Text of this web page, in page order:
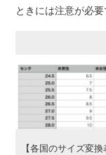
ときには注意が必要
【各国のサイズ変